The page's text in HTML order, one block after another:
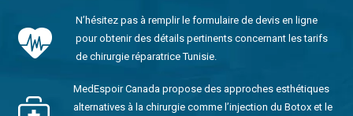
N’hésitez pas à remplir le formulaire de devis en ligne
pour obtenir des détails pertinents concernant les tarifs
de chirurgie réparatrice Tunisie.
MedEspoir Canada propose des approches esthétiques
alternatives à la chirurgie comme l’injection du Botox et le